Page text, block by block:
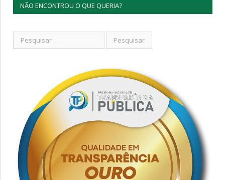
NÃO ENCONTROU O QUE QUERIA?